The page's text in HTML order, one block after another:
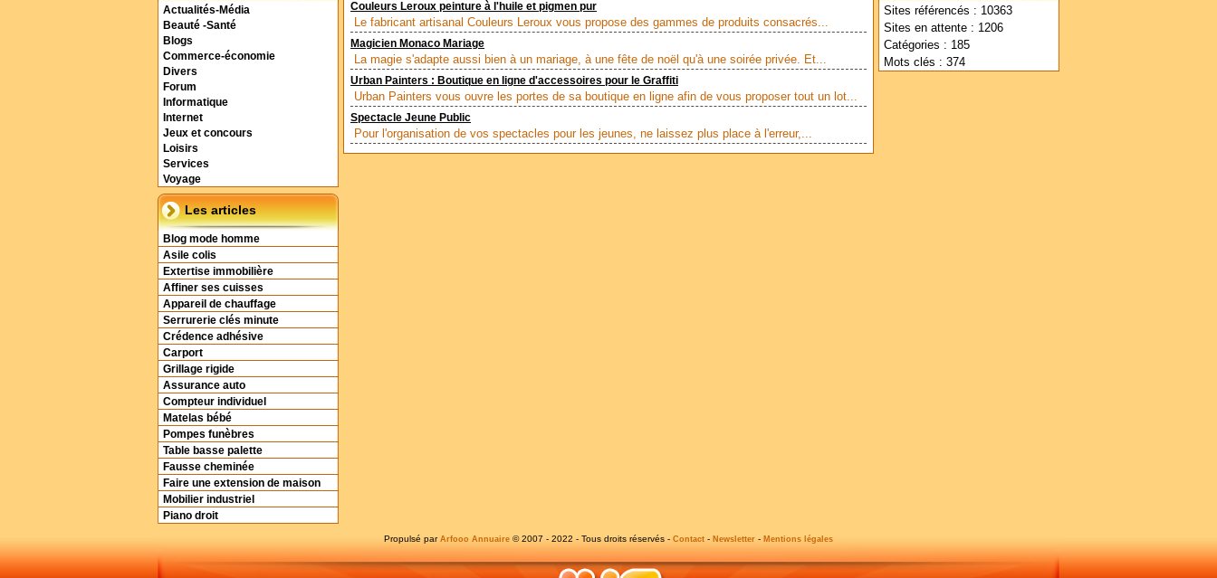
Actualités-Média
Beauté -Santé
Blogs
Commerce-économie
Divers
Forum
Informatique
Internet
Jeux et concours
Loisirs
Services
Voyage
Les articles
Blog mode homme
Asile colis
Extertise immobilière
Affiner ses cuisses
Appareil de chauffage
Serrurerie clés minute
Crédence adhésive
Carport
Grillage rigide
Assurance auto
Compteur individuel
Matelas bébé
Pompes funèbres
Table basse palette
Fausse cheminée
Faire une extension de maison
Mobilier industriel
Piano droit
Sites référencés : 10363
Sites en attente : 1206
Catégories : 185
Mots clés : 374
Couleurs Leroux peinture à l'huile et pigmen pur
Le fabricant artisanal Couleurs Leroux vous propose des gammes de produits consacrés...
Magicien Monaco Mariage
La magie s'adapte aussi bien à un mariage, à une fête de noël qu'à une soirée privée. Et...
Urban Painters : Boutique en ligne d'accessoires pour le Graffiti
Urban Painters vous ouvre les portes de sa boutique en ligne afin de vous proposer tout un lot...
Spectacle Jeune Public
Pour l'organisation de vos spectacles pour les jeunes, ne laissez plus place à l'erreur,...
Propulsé par Arfooo Annuaire © 2007 - 2022 - Tous droits réservés - Contact - Newsletter - Mentions légales